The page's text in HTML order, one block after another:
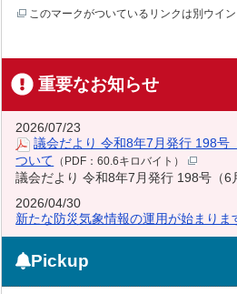
このマークがついているリンクは別ウイ
重要なお知らせ
2026/07/23
議会だより 令和8年7月発行 198号
ついて （PDF：60.6キロバイト）
議会だより 令和8年7月発行 198号（6
2026/04/30
新たな防災気象情報の運用が始まり
Pickup